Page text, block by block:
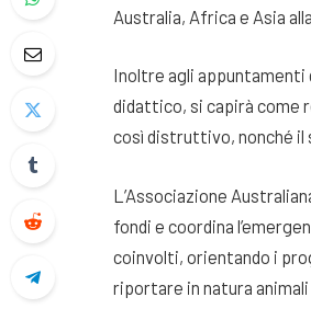
Australia, Africa e Asia
Inoltre agli appuntamenti
didattico, si capirà come
così distruttivo, nonché il
L’Associazione
fondi e coordina
coinvolti, orientando i
riportare in natura